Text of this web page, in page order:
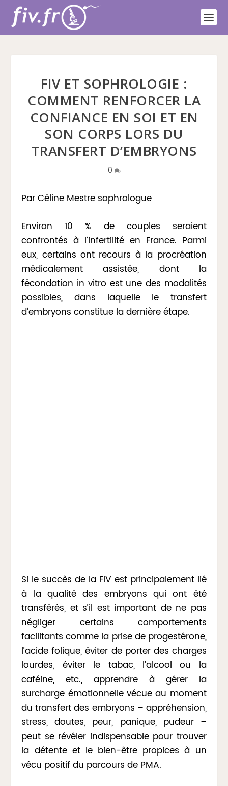
FIV ET SOPHROLOGIE :
COMMENT RENFORCER LA
CONFIANCE EN SOI ET EN
SON CORPS LORS DU
TRANSFERT D’EMBRYONS
0
Par Céline Mestre sophrologue
Environ 10 % de couples seraient
confrontés à l’infertilité en France. Parmi
eux, certains ont recours à la procréation
médicalement assistée, dont la
fécondation in vitro est une des modalités
possibles, dans laquelle le transfert
d’embryons constitue la dernière étape.
Si le succès de la FIV est principalement lié
à la qualité des embryons qui ont été
transférés, et s’il est important de ne pas
négliger certains comportements
facilitants comme la prise de progestérone,
l’acide folique, éviter de porter des charges
lourdes, éviter le tabac, l’alcool ou la
caféine, etc., apprendre à gérer la
surcharge émotionnelle vécue au moment
du transfert des embryons – appréhension,
stress, doutes, peur, panique, pudeur –
peut se révéler indispensable pour trouver
la détente et le bien-être propices à un
vécu positif du parcours de PMA.